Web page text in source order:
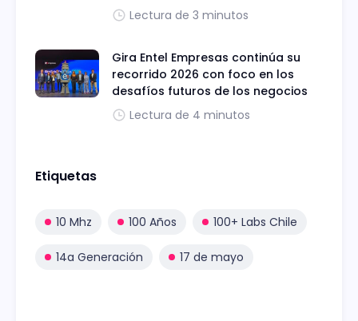
Lectura de 3 minutos
Gira Entel Empresas continúa su
recorrido 2026 con foco en los
desafíos futuros de los negocios
Lectura de 4 minutos
Etiquetas
10 Mhz 100 Años 100+ Labs Chile
14a Generación 17 de mayo